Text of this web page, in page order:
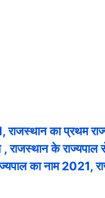
राजस्थान का प्रथम
, राजस्थान के
का नाम 2021,